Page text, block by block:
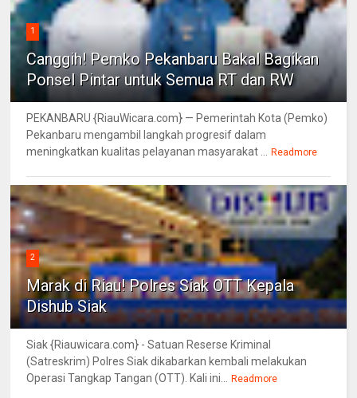
1
Canggih! Pemko Pekanbaru Bakal Bagikan
Ponsel Pintar untuk Semua RT dan RW
PEKANBARU {RiauWicara.com} — Pemerintah Kota (Pemko)
Pekanbaru mengambil langkah progresif dalam
meningkatkan kualitas pelayanan masyarakat ... Readmore
2
Marak di Riau! Polres Siak OTT Kepala
Dishub Siak
Siak {Riauwicara.com} - Satuan Reserse Kriminal
(Satreskrim) Polres Siak dikabarkan kembali melakukan
Operasi Tangkap Tangan (OTT). Kali ini... Readmore